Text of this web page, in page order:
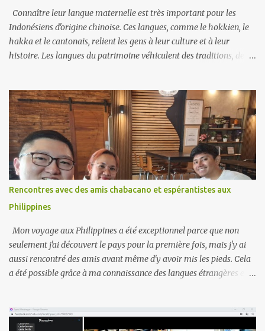
aux affaires et au commerce....
Connaître leur langue maternelle est très important pour les
Indonésiens d'origine chinoise. Ces langues, comme le hokkien, le
hakka et le cantonais, relient les gens à leur culture et à leur
histoire. Les langues du patrimoine véhiculent des traditions, des
langue d'origine, ils gardent leur culture vivante. Ça aide les jeunes
générations à comprendre leurs racines et à se sentir fières de leur
identité. Lorsque leur langue maternelle n'est pas le chinois, ils ont
tendance à penser différemment des chinois. Pour de nombreuses
familles, parler une langue maternelle est une façon de se
connecter avec des parents plus âgés. Il permet aux enfants de
communiquer avec leurs grands-parents et d'en apprendre
davantage sur l'histoire de leur famille. Cela renforce les liens
familiaux et crée un sentiment d’appartenance. La société dans l...
Rencontres avec des amis chabacano et espérantistes aux
Philippines
Mon voyage aux Philippines a été exceptionnel parce que non
seulement j'ai découvert le pays pour la première fois, mais j'y ai
aussi rencontré des amis avant même d'y avoir mis les pieds. Cela
a été possible grâce à ma connaissance des langues étrangères et à
possibilité de rencontrer ses membres dans d'autres pays. Lors de